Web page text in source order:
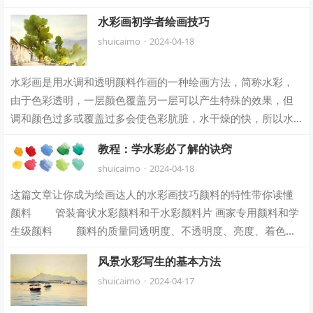
水彩画初学者绘画技巧
shuicaimo · 2024-04-18
水彩画是用水调和透明颜料作画的一种绘画方法，简称水彩，
由于色彩透明，一层颜色覆盖另一层可以产生特殊的效果，但
调和颜色过多或覆盖过多会使色彩肮脏，水干燥的快，所以水
教程：学水彩必了解的诀窍
shuicaimo · 2024-04-18
这篇文章让你成为绘画达人的水彩画技巧颜料的特性带你读懂
颜料 管装膏状水彩颜料和干水彩颜料片 画家专用颜料和学
生级颜料 颜料的质量同透明度、不透明度、亮度、着色力
风景水彩写生的基本方法
shuicaimo · 2024-04-17